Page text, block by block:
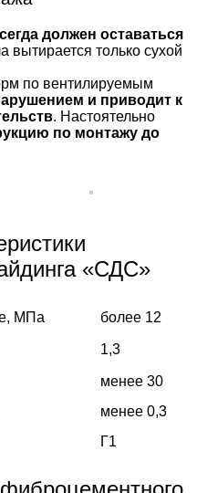
должен оставаться
вытирается только сухой
по вентилируемым
и приводит к
. Настоятельно
по монтажу до
«СДС»
МПа более 12
1,3
менее 30
менее 0,3
Г1